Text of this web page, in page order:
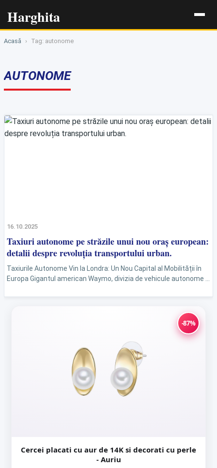
Harghita
Acasă › Tag: autonome
AUTONOME
16.10.2025
Taxiuri autonome pe străzile unui nou oraș european:
detalii despre revoluția transportului urban.
Taxiurile Autonome Vin la Londra: Un Nou Capital al Mobilității în
Europa Gigantul american Waymo, divizia de vehicule autonome a
-87%
Cercei placati cu aur de 14K si decorati cu perle
- Auriu